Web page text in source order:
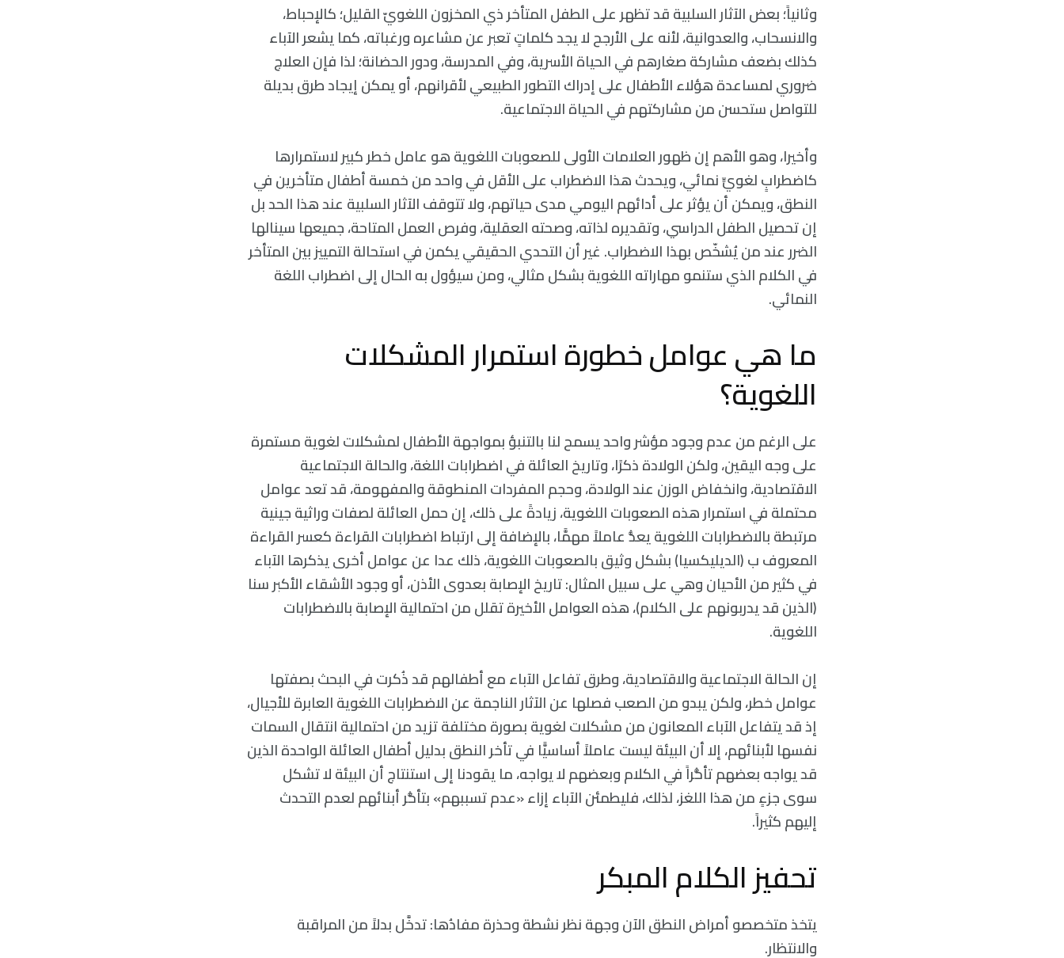
وثانياً؛ بعض الآثار السلبية قد تظهر على الطفل المتأخر ذي المخزون اللغويّ القليل؛ كالإحباط،
والانسحاب، والعدوانية، لأنه على الأرجح لا يجد كلماتٍ تعبر عن مشاعره ورغباته، كما يشعر الآباء
كذلك بضعف مشاركة صغارهم في الحياة الأسرية، وفي المدرسة، ودور الحضانة؛ لذا فإن العلاج
ضروري لمساعدة هؤلاء الأطفال على إدراك التطور الطبيعي لأقرانهم، أو يمكن إيجاد طرق بديلة
للتواصل ستحسن من مشاركتهم في الحياة الاجتماعية.
وأخيرا، وهو الأهم إن ظهور العلامات الأولى للصعوبات اللغوية هو عامل خطر كبير لاستمرارها
كاضطرابٍ لغويٍّ نمائي، ويحدث هذا الاضطراب على الأقل في واحد من خمسة أطفال متأخرين في
النطق، ويمكن أن يؤثر على أدائهم اليومي مدى حياتهم، ولا تتوقف الآثار السلبية عند هذا الحد بل
إن تحصيل الطفل الدراسي، وتقديره لذاته، وصحته العقلية، وفرص العمل المتاحة، جميعها سينالها
الضرر عند من يُشخّص بهذا الاضطراب. غير أن التحدي الحقيقي يكمن في استحالة التمييز بين المتأخر
في الكلام الذي ستنمو مهاراته اللغوية بشكل مثالي، ومن سيؤول به الحال إلى اضطراب اللغة
النمائي.
ما هي عوامل خطورة استمرار المشكلات
اللغوية؟
على الرغم من عدم وجود مؤشر واحد يسمح لنا بالتنبؤ بمواجهة الأطفال لمشكلات لغوية مستمرة
على وجه اليقين، ولكن الولادة ذكرًا، وتاريخ العائلة في اضطرابات اللغة، والحالة الاجتماعية
الاقتصادية، وانخفاض الوزن عند الولادة، وحجم المفردات المنطوقة والمفهومة، قد تعد عوامل
محتملة في استمرار هذه الصعوبات اللغوية، زيادةً على ذلك، إن حمل العائلة لصفات وراثية جينية
مرتبطة بالاضطرابات اللغوية يعدُّ عاملاً مهمًّا، بالإضافة إلى ارتباط اضطرابات القراءة كعسر القراءة
المعروف ب (الديليكسيا) بشكل وثيق بالصعوبات اللغوية، ذلك عدا عن عوامل أخرى يذكرها الآباء
في كثير من الأحيان وهي على سبيل المثال: تاريخ الإصابة بعدوى الأذن، أو وجود الأشقاء الأكبر سنا
(الذين قد يدربونهم على الكلام)، هذه العوامل الأخيرة تقلل من احتمالية الإصابة بالاضطرابات
اللغوية.
إن الحالة الاجتماعية والاقتصادية، وطرق تفاعل الآباء مع أطفالهم قد ذُكرت في البحث بصفتها
عوامل خطر، ولكن يبدو من الصعب فصلها عن الآثار الناجمة عن الاضطرابات اللغوية العابرة للأجيال،
إذ قد يتفاعل الآباء المعانون من مشكلات لغوية بصورة مختلفة تزيد من احتمالية انتقال السمات
نفسها لأبنائهم، إلا أن البيئة ليست عاملاً أساسيًّا في تأخر النطق بدليل أطفال العائلة الواحدة الذين
قد يواجه بعضهم تأخُّراً في الكلام وبعضهم لا يواجه، ما يقودنا إلى استنتاج أن البيئة لا تشكل
سوى جزءٍ من هذا اللغز، لذلك، فليطمئن الآباء إزاء «عدم تسببهم» بتأخُّر أبنائهم لعدم التحدث
إليهم كثيراً.
تحفيز الكلام المبكر
يتخذ متخصصو أمراض النطق الآن وجهة نظر نشطة وحذرة مفادُها: تدخَّل بدلاً من المراقبة
والانتظار.